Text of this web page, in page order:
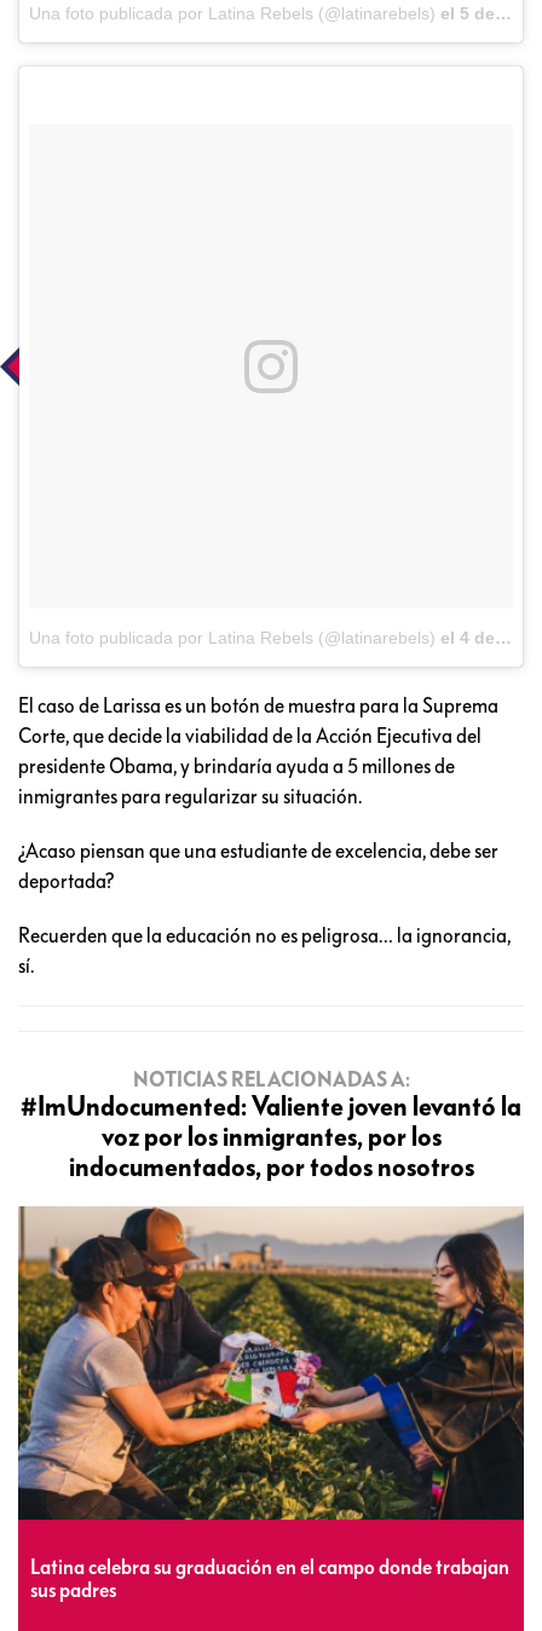
Una foto publicada por Latina Rebels (@latinarebels) el 5 de Jun de 2016 a la(s) 10:03 PDT
Una foto publicada por Latina Rebels (@latinarebels) el 4 de Jun de 2016 a la(s) 4:50 PDT
El caso de Larissa es un botón de muestra para la Suprema
Corte, que decide la viabilidad de la Acción Ejecutiva del
presidente Obama, y brindaría ayuda a 5 millones de
inmigrantes para regularizar su situación.
¿Acaso piensan que una estudiante de excelencia, debe ser
deportada?
Recuerden que la educación no es peligrosa… la ignorancia,
sí.
NOTICIAS RELACIONADAS A:
#ImUndocumented: Valiente joven levantó la
voz por los inmigrantes, por los
indocumentados, por todos nosotros
Latina celebra su graduación en el campo donde trabajan
sus padres